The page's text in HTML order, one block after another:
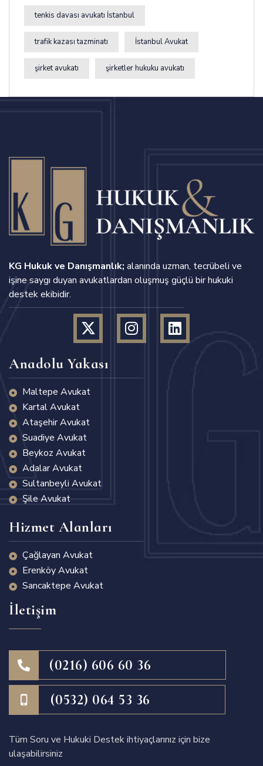
tenkis davası avukatı İstanbul
trafik kazası tazminatı İstanbul Avukat
şirket avukatı şirketler hukuku avukatı
KG Hukuk ve Danışmanlık; alanında uzman, tecrübeli ve
işine saygı duyan avukatlardan oluşmuş güçlü bir hukuki
destek ekibidir.
Anadolu Yakası
Maltepe Avukat
Kartal Avukat
Ataşehir Avukat
Suadiye Avukat
Beykoz Avukat
Adalar Avukat
Sultanbeyli Avukat
Şile Avukat
Hizmet Alanları
Çağlayan Avukat
Erenköy Avukat
Sancaktepe Avukat
İletişim
(0216) 606 60 36
(0532) 064 53 36
Tüm Soru ve Hukuki Destek ihtiyaçlarınız için bize
ulaşabilirsiniz